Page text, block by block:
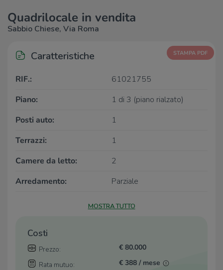
Quadrilocale in vendita
Sabbio Chiese, Via Roma
Caratteristiche STAMPA PDF
RIF.:
61021755
Piano:
1 di 3 (piano rialzato)
Posti auto:
1
Terrazzi:
1
Camere da letto:
2
Arredamento:
Parziale
MOSTRA TUTTO
Costi
Prezzo:
€ 80.000
Rata mutuo:
€ 388 / mese